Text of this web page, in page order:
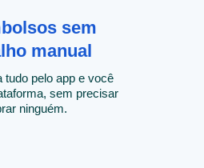
sem
manual
tudo pelo app e você
sem precisar
ninguém.